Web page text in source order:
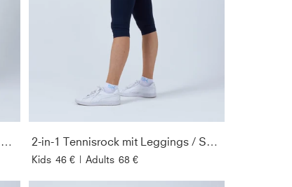
Advantage Tennisrock / Skort mit Ballhalter, weiß 2-in-1 Tennisrock mit Leggings / Skapri, navy blau
Kids 46 € | Adults 68 €